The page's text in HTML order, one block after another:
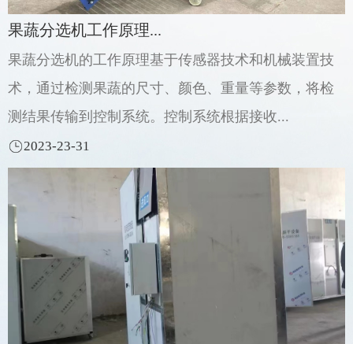
果蔬分选机工作原理...
果蔬分选机的工作原理基于传感器技术和机械装置技
术，通过检测果蔬的尺寸、颜色、重量等参数，将检
测结果传输到控制系统。控制系统根据接收...
2023-23-31